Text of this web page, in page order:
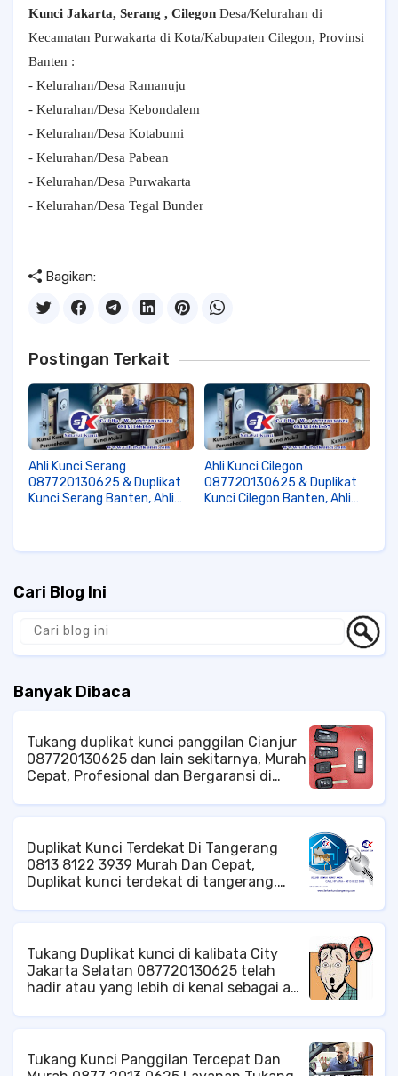
Kunci Jakarta, Serang , Cilegon Desa/Kelurahan di
Kecamatan Purwakarta di Kota/Kabupaten Cilegon, Provinsi
Banten :
- Kelurahan/Desa Ramanuju
- Kelurahan/Desa Kebondalem
- Kelurahan/Desa Kotabumi
- Kelurahan/Desa Pabean
- Kelurahan/Desa Purwakarta
- Kelurahan/Desa Tegal Bunder
Bagikan:
Postingan Terkait
Ahli Kunci Serang
087720130625 & Duplikat
Kunci Serang Banten, Ahli
Ahli Kunci Cilegon
087720130625 & Duplikat
Kunci Cilegon Banten, Ahli
Cari Blog Ini
Banyak Dibaca
Tukang duplikat kunci panggilan Cianjur
087720130625 dan lain sekitarnya, Murah
Cepat, Profesional dan Bergaransi di
Pelayanan di Area Kota Cianjur, Baik
Tingkat Kelurahan Cianjur Ahli Kunci di
Cianjur, Jasa Kunci di Cianjur, Tukang
Kunci di Cianjur, Spesialis Kunci di
Cianjur, Tukang Duplikat Kunci di Cianjur,
Service Kunci di Cianjur, Duplikat Kunci di
Duplikat Kunci di Cianjur,
Duplikat Kunci Terdekat Di Tangerang
0813 8122 3939 Murah Dan Cepat,
Duplikat kunci terdekat di tangerang,
duplikat kunci mobil di tangerang, tukang
kunci brankas di tangerang, service
brankas panggilan di tangerang, DLL.
Tukang Duplikat kunci di kalibata City
Jakarta Selatan 087720130625 telah
hadir atau yang lebih di kenal sebagai ahli
memenuhi kebutuhan anda khususnya
profesional dan terpercaya akan dengan
senang hati untuk membantu anda.
Tukang Kunci Panggilan Tercepat Dan